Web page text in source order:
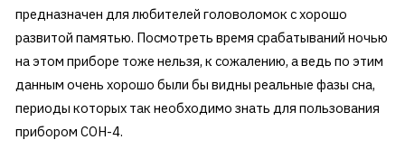
предназначен для любителей головоломок с хорошо
развитой памятью. Посмотреть время срабатываний ночью
на этом приборе тоже нельзя, к сожалению, а ведь по этим
данным очень хорошо были бы видны реальные фазы сна,
периоды которых так необходимо знать для пользования
прибором СОН-4.